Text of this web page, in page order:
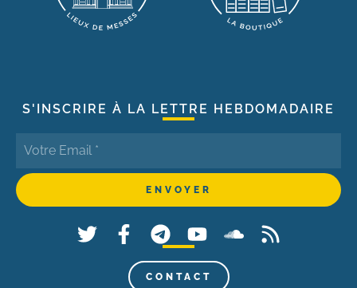
S'INSCRIRE À LA LETTRE HEBDOMADAIRE
CONTACT